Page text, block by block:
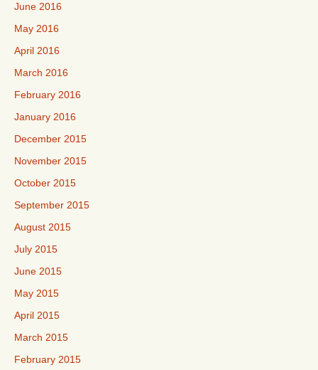
June 2016
May 2016
April 2016
March 2016
February 2016
January 2016
December 2015
November 2015
October 2015
September 2015
August 2015
July 2015
June 2015
May 2015
April 2015
March 2015
February 2015